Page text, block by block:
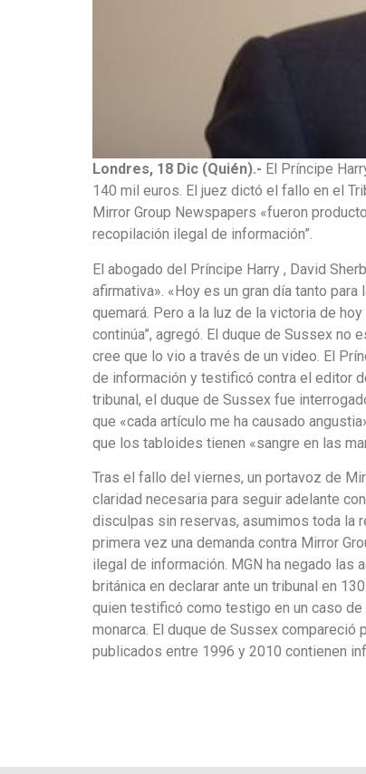
Londres, 18 Dic (Quién).- El Príncipe
140 mil euros. El juez dictó el fallo en el
Mirror Group Newspapers «fueron
recopilación ilegal de información”.
El abogado del Príncipe Harry , David
afirmativa». «Hoy es un gran día tanto
quemará. Pero a la luz de la victoria de
continúa”, agregó. El duque de Sussex
cree que lo vio a través de un video. El
de información y testificó contra el editor
tribunal, el duque de Sussex fue
que «cada artículo me ha causado
que los tabloides tienen «sangre en las
Tras el fallo del viernes, un portavoz de
claridad necesaria para seguir adelante
disculpas sin reservas, asumimos toda la
primera vez una demanda contra Mirror
ilegal de información. MGN ha negado las
británica en declarar ante un tribunal en
quien testificó como testigo en un caso
monarca. El duque de Sussex
publicados entre 1996 y 2010 contienen